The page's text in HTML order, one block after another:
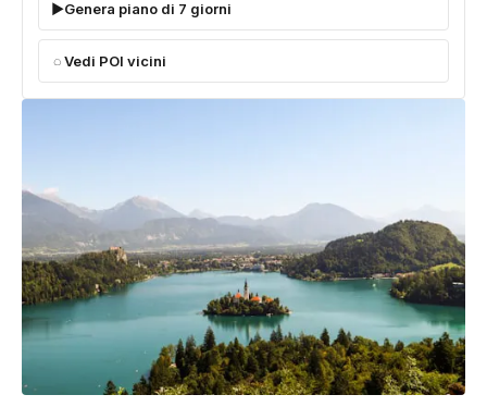
Genera piano di 7 giorni
Vedi POI vicini